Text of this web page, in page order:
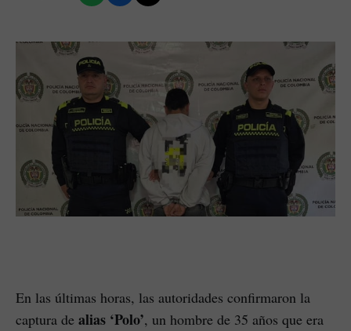
En las últimas horas, las autoridades confirmaron la
captura de alias ‘Polo’, un hombre de 35 años que era